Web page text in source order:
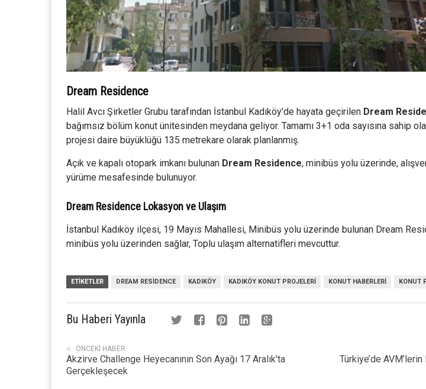
Dream Residence
Halil Avcı Şirketler Grubu tarafından İstanbul Kadıköy’de hayata geçirilen Dream
bağımsız bölüm konut ünitesinden meydana geliyor. Tamamı 3+1 oda sayısına sahip
projesi daire büyüklüğü 135 metrekare olarak planlanmış.
Açık ve kapalı otopark imkanı bulunan Dream Residence, minibüs yolu üzerinde,
yürüme mesafesinde bulunuyor.
Dream Residence Lokasyon ve Ulaşım
İstanbul Kadıköy ilçesi, 19 Mayıs Mahallesi, Minibüs yolu üzerinde bulunan Dream
minibüs yolu üzerinden sağlar, Toplu ulaşım alternatifleri mevcuttur.
ETIKETLER DREAM RESIDENCE KADIKÖY KADIKÖY KONUT PROJELERI KONUT HABERLERI KONUT
Bu Haberi Yayınla
Türkiye’de
ÖNCEKI HABER
Akzirve Challenge Heyecanının Son Ayağı 17 Aralık'ta
Gerçekleşecek